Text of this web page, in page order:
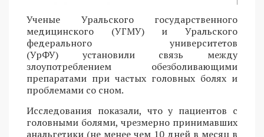
Ученые Уральского государственного
медицинского (УГМУ) и Уральского
федерального университетов
(УрФУ) установили связь между
злоупотреблением обезболивающими
препаратами при частых головных болях и
проблемами со сном.
Исследования показали, что у пациентов с
головными болями, чрезмерно принимавших
анальгетики (не менее чем 10 дней в месяц в